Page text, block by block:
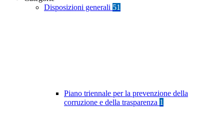
Disposizioni generali 51
Piano triennale per la prevenzione della
corruzione e della trasparenza 1